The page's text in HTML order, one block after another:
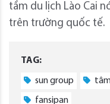
tầm du lịch Lào Cai
trên trường quốc tế.
TAG:
sun group
fansipan